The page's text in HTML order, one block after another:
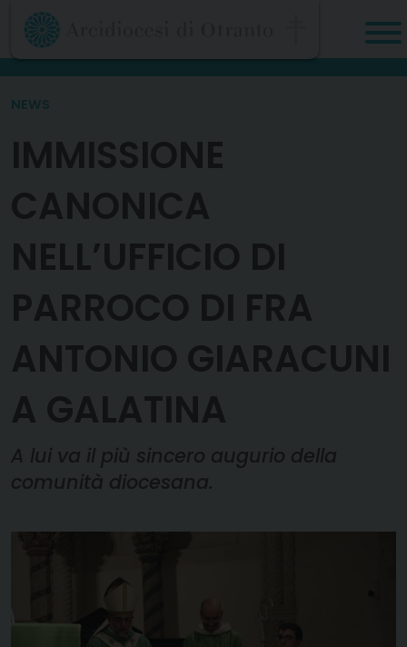
Skip
content
NEWS
IMMISSIONE
CANONICA
NELL’UFFICIO DI
PARROCO DI FRA
ANTONIO GIARACUNI
A GALATINA
A lui va il più sincero augurio della
comunità diocesana.